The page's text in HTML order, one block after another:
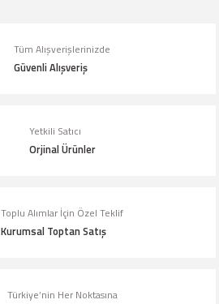
Tüm Alışverişlerinizde
Güvenli Alışveriş
Yetkili Satıcı
Orjinal Ürünler
Toplu Alımlar İçin Özel Teklif
Kurumsal Toptan Satış
Türkiye’nin Her Noktasına